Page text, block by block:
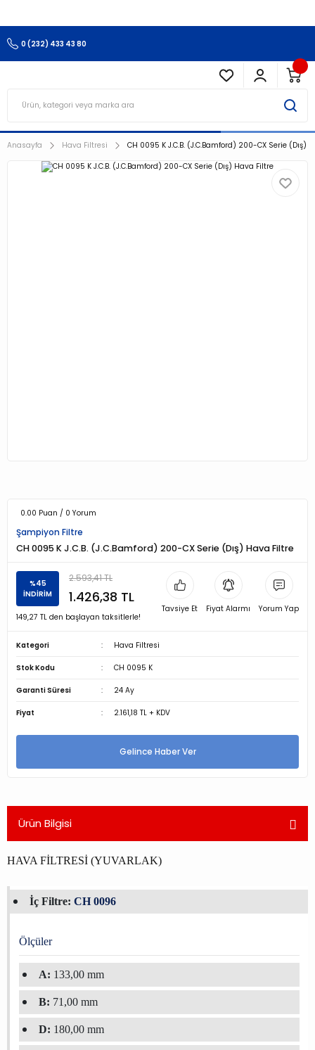
0 (232) 433 43 80
Anasayfa Hava Filtresi CH 0095 K J.C.B. (J.C.Bamford) 200-CX Serie (Dış)
0.00 Puan / 0 Yorum
Şampiyon Filtre
CH 0095 K J.C.B. (J.C.Bamford) 200-CX Serie (Dış) Hava Filtre
%45
İNDİRİM
2.593,41 TL
1.426,38 TL
149,27 TL den başlayan taksitlerle!
Tavsiye Et Fiyat Alarmı Yorum Yap
Kategori Hava Filtresi
Stok Kodu CH 0095 K
Garanti Süresi 24 Ay
Fiyat 2.161,18 TL + KDV
Gelince Haber Ver
Ürün Bilgisi
HAVA FİLTRESİ (YUVARLAK)
İç Filtre: CH 0096
Ölçüler
A: 133,00 mm
B: 71,00 mm
D: 180,00 mm